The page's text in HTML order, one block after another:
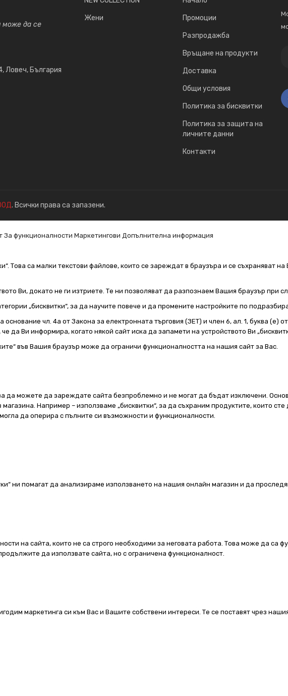
може да се
Ловеч, България
Жени Промоции
Разпродажба
Връщане на продукти
Доставка
Общи условия
Политика за бисквитки
Политика за защита на
личните данни
Контакти
. Всички права са запазени.
За функционалности Маркетингови Допълнителна информация
Това са малки текстови файлове, които се зареждат в браузъра и се съхраняват
Ви, докато не ги изтриете. Те ни позволяват да разпознаем Вашия браузър при
„бисквитки“, за да научите повече и да промените настройките по
чл. 4а от Закона за електронната търговия (ЗЕТ) и член 6, ал. 1, буква (е)
да Ви информира, когато някой сайт иска да запамети на устройството Ви
във Вашия браузър може да ограничи функционалността на нашия сайт за Вас.
да можете да зареждате сайта безпроблемно и не могат да бъдат изключени.
Например – използваме „бисквитки“, за да съхраним продуктите, които
да оперира с пълните си възможности и функционалности.
ни помагат да анализираме използването на нашия онлайн магазин и да
на сайта, които не са строго необходими за неговата работа. Това може да са
да използвате сайта, но с ограничена функционалност.
маркетинга си към Вас и Вашите собствени интереси. Те се поставят чрез